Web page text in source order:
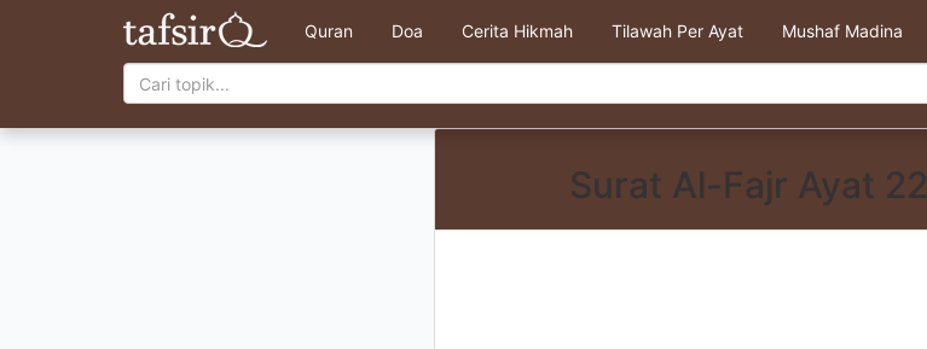
Quran Doa Cerita Hikmah Tilawah Per Ayat Mushaf Madina
Surat Al-Fajr Ayat 22